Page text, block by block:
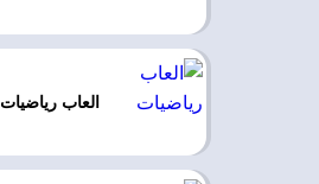
العاب رياضيات